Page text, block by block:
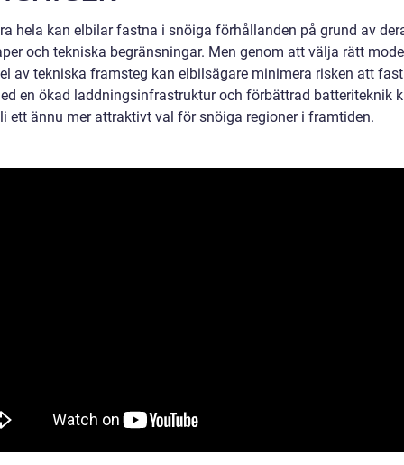
hela kan elbilar fastna i snöiga förhållanden på grund av
och tekniska begränsningar. Men genom att välja rätt
av tekniska framsteg kan elbilsägare minimera risken att
en ökad laddningsinfrastruktur och förbättrad batteriteknik
ett ännu mer attraktivt val för snöiga regioner i framtiden.